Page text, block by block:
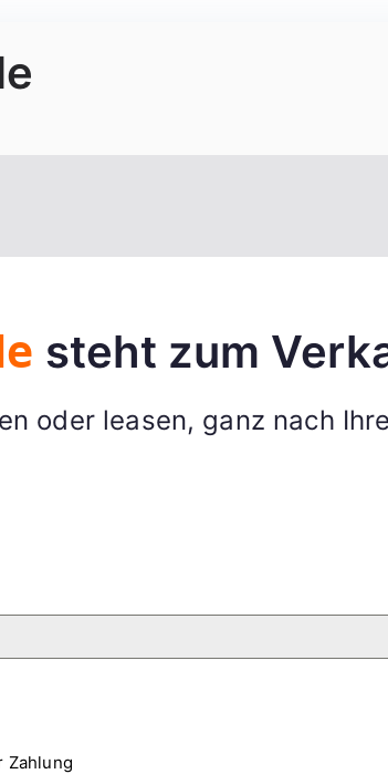
steht zum
oder leasen, ganz nach
Zahlung